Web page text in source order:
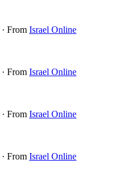
· From Israel Online
· From Israel Online
· From Israel Online
· From Israel Online